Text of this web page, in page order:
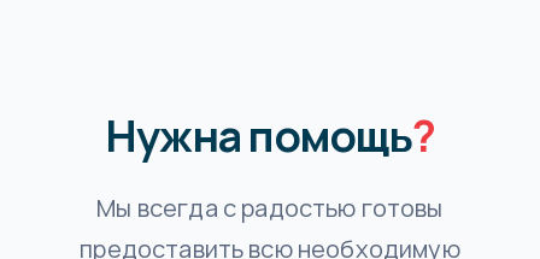
Нужна помощь?
Мы всегда с радостью готовы
предоставить всю необходимую